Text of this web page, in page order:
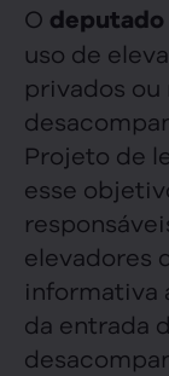
O deputado
uso de
privados
Projeto de
esse
elevadores
informativa
da entrada